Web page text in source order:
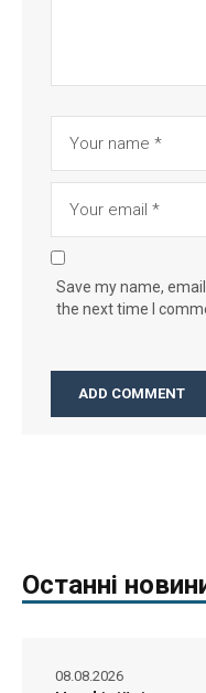
Save my name,
the next time I
Останні
08.08.2026